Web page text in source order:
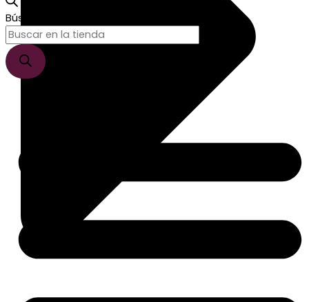
Búsqueda de productos